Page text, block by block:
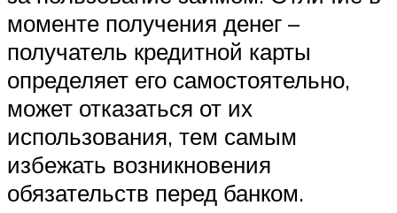
моменте получения денег –
получатель кредитной карты
определяет его самостоятельно,
может отказаться от их
использования, тем самым
избежать возникновения
обязательств перед банком.